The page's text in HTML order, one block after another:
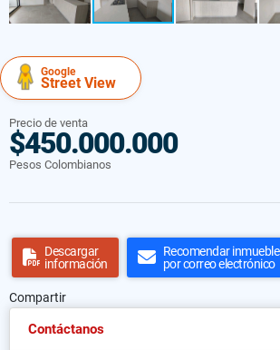
Google
Street View
Precio de venta
$450.000.000
Pesos Colombianos
Descargar
información
Recomendar inmueble
por correo electrónico
Compartir
Contáctanos